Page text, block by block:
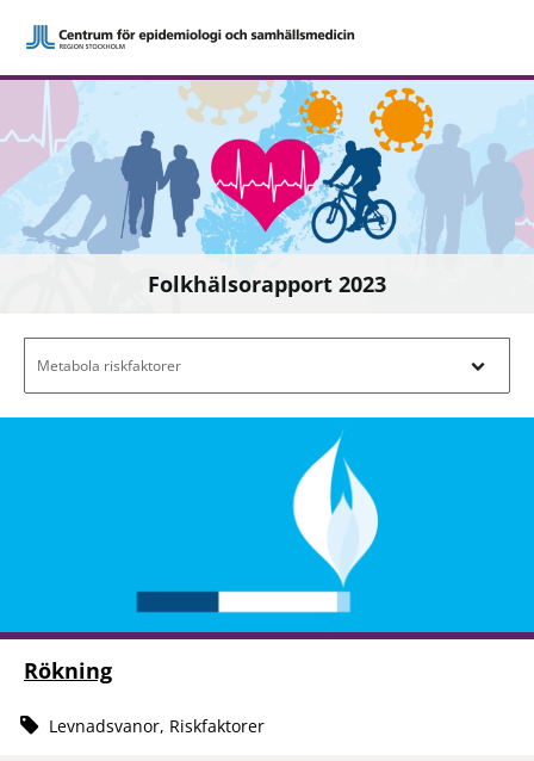
Folkhälsorapport 2023
Metabola riskfaktorer
Rökning
Levnadsvanor, Riskfaktorer